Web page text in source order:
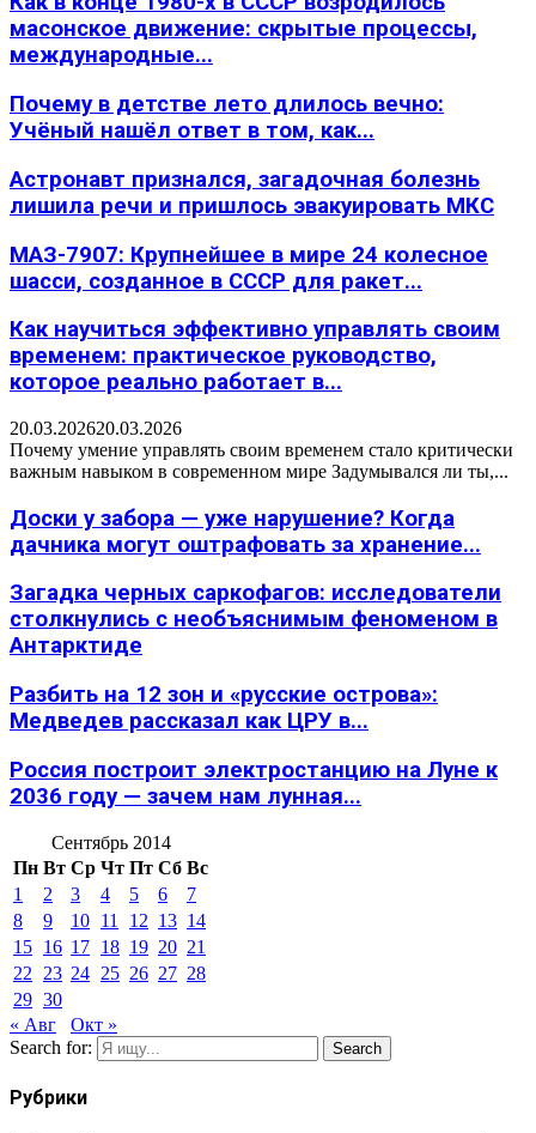
масонское движение: скрытые процессы,
международные...
Почему в детстве лето длилось вечно:
Учёный нашёл ответ в том, как...
Астронавт признался, загадочная болезнь
лишила речи и пришлось эвакуировать МКС
МАЗ-7907: Крупнейшее в мире 24 колесное
шасси, созданное в СССР для ракет...
Как научиться эффективно управлять своим
временем: практическое руководство,
которое реально работает в...
20.03.202620.03.2026
Почему умение управлять своим временем стало критически
важным навыком в современном мире Задумывался ли ты,...
Доски у забора — уже нарушение? Когда
дачника могут оштрафовать за хранение...
Загадка черных саркофагов: исследователи
столкнулись с необъяснимым феноменом в
Антарктиде
Разбить на 12 зон и «русские острова»:
Медведев рассказал как ЦРУ в...
Россия построит электростанцию на Луне к
2036 году — зачем нам лунная...
Сентябрь 2014
Пн Вт Ср Чт Пт Сб Вс
1
2 3 4 5 6
7
8
9 10 11 12 13 14
15 16 17 18 19 20 21
22
23 24 25 26 27 28
29 30
« Авг
Окт »
Search for:
Search
Рубрики